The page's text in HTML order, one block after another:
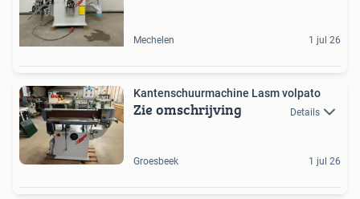
Mechelen 1 jul 26
Kantenschuurmachine Lasm volpato
Zie omschrijving Details
Groesbeek 1 jul 26